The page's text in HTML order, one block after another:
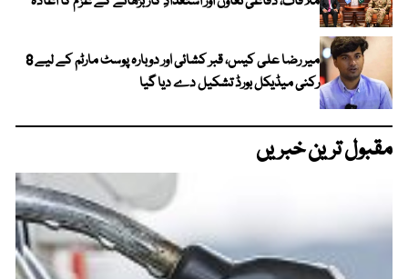
میر رضا علی کیس، قبر کشائی اور دوبارہ پوسٹ مارٹم کے لیے 8
رکنی میڈیکل بورڈ تشکیل دے دیا گیا
مقبول ترین خبریں